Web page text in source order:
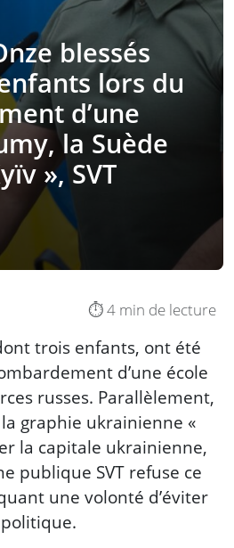
blessés
lors du
d’une
la Suède
», SVT
⏱️ 4 min de lecture
trois enfants, ont été
d’une école
russes. Parallèlement,
graphie ukrainienne «
la capitale ukrainienne,
publique SVT refuse ce
une volonté d’éviter